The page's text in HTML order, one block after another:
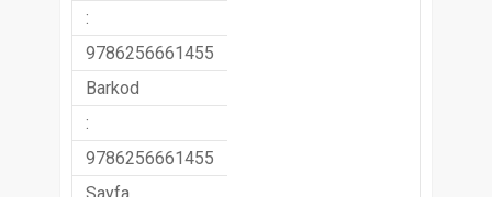
:
9786256661455
Barkod
:
9786256661455